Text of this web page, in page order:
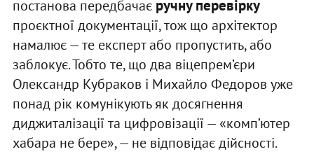
постанова передбачає ручну перевірку
проєктної документації, тож що архітектор
намалює — те експерт або пропустить, або
заблокує. Тобто те, що два віцепрем’єри
Олександр Кубраков і Михайло Федоров уже
понад рік комунікують як досягнення
диджиталізації та цифровізації — «комп’ютер
хабара не бере», — не відповідає дійсності.